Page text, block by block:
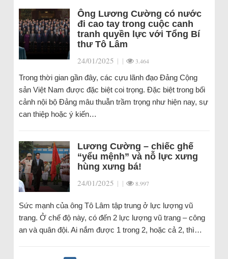
Ông Lương Cường có nước
đi cao tay trong cuộc canh
tranh quyền lực với Tổng Bí
thư Tô Lâm
24/01/2025 | | 3.464
Trong thời gian gần đây, các cựu lãnh đạo Đảng Cộng
sản Việt Nam được đặc biệt coi trọng. Đặc biệt trong bối
cảnh nội bộ Đảng mâu thuẫn trầm trọng như hiện nay, sự
can thiệp hoặc ý kiến…
Lương Cường – chiếc ghế
“yểu mệnh” và nỗ lực xưng
hùng xưng bá!
24/01/2025 | | 8.997
Sức mạnh của ông Tô Lâm tập trung ở lực lượng vũ
trang. Ở chế độ này, có đến 2 lực lượng vũ trang – công
an và quân đội. Ai nắm được 1 trong 2, hoặc cả 2, thì…